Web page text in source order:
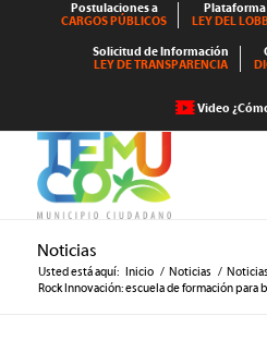
Postulaciones a
CARGOS PÚBLICOS
Plataforma
LEY DEL
Solicitud de Información
LEY DE TRANSPARENCIA
Video
Noticias
Usted está aquí: Inicio / Noticias / Noticias
Rock Innovación: escuela de formación para